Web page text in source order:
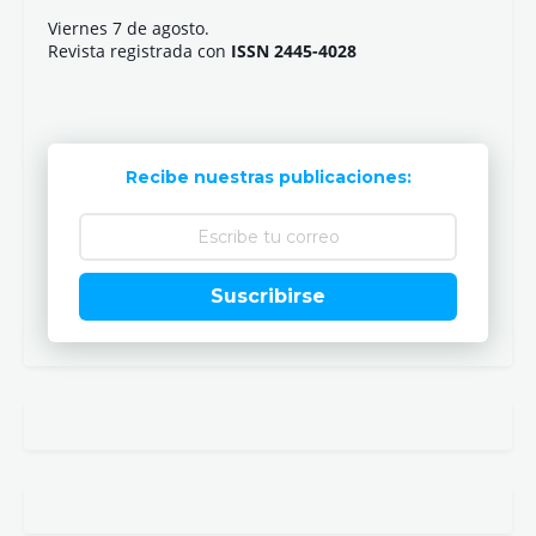
Viernes 7 de agosto.
Revista registrada con ISSN 2445-4028
Recibe nuestras publicaciones:
Suscribirse